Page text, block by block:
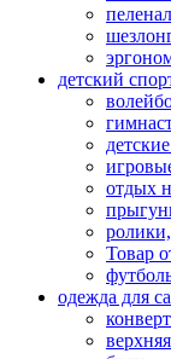
детский
отдых
Товар
одежда для